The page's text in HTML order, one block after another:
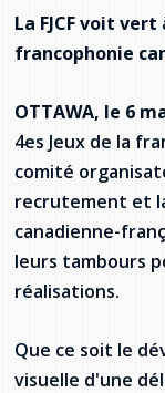
Forum
Festival
Assemblée
Gestes et
Admission au
Ressources
La Charte
Lois
Commission
Terre-Neuve-
neuf
Législation
L'Aide
Labrador
Qu'est-ce
Répertoire
française
Règlement
Continuons
Activités
Guide du
Annuaire de
Offres Actives
Santé
Société Santé
Travailler en
Répertoire
Services en
Ma langue,
Carte des
La FJCF voit vert
francophonie
OTTAWA, le 6
4es Jeux de la
comité
recrutement et
canadienne-
leurs tambours
réalisations.
Que ce soit le
visuelle d'une